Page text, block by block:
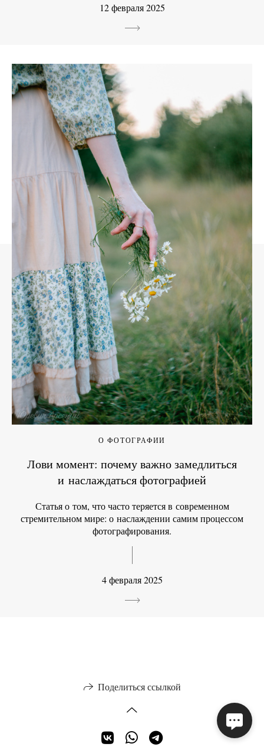
12 февраля 2025
О ФОТОГРАФИИ
Лови момент: почему важно замедлиться
и наслаждаться фотографией
Статья о том, что часто теряется в современном
стремительном мире: о наслаждении самим процессом
фотографирования.
4 февраля 2025
Поделиться ссылкой